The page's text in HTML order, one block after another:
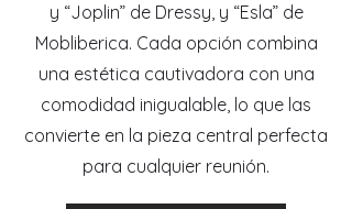
y “Joplin” de Dressy, y “Esla” de
Mobliberica. Cada opción combina
una estética cautivadora con una
comodidad inigualable, lo que las
convierte en la pieza central perfecta
para cualquier reunión.